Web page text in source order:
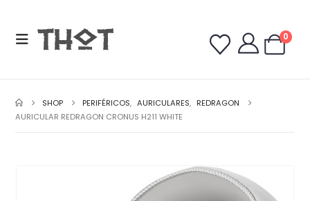
0
SHOP PERIFÉRICOS, AURICULARES, REDRAGON
AURICULAR REDRAGON CRONUS H211 WHITE